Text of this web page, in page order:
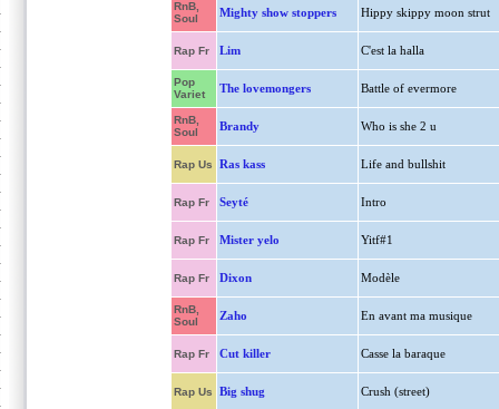
RnB,
Soul
Mighty show stoppers Hippy skippy moon strut
Rap Fr Lim C'est la halla
Pop
Variet
The lovemongers Battle of evermore
RnB,
Soul
Brandy Who is she 2 u
Rap Us Ras kass Life and bullshit
Rap Fr Seyté Intro
Rap Fr Mister yelo Yitf#1
Rap Fr Dixon Modèle
RnB,
Soul
Zaho En avant ma musique
Rap Fr Cut killer Casse la baraque
Rap Us Big shug Crush (street)